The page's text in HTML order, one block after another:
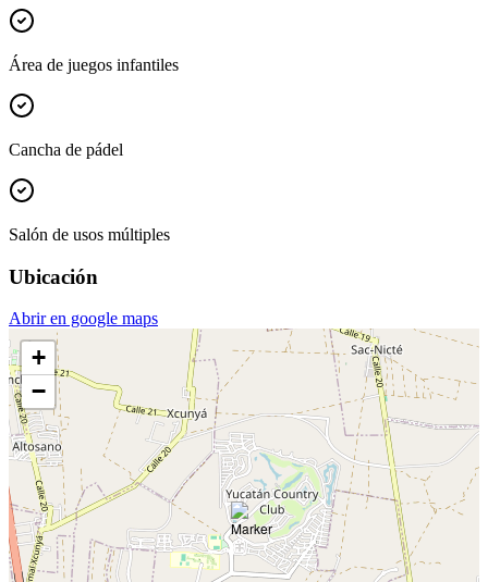
Área de juegos infantiles
Cancha de pádel
Salón de usos múltiples
Ubicación
Abrir en google maps
+
−